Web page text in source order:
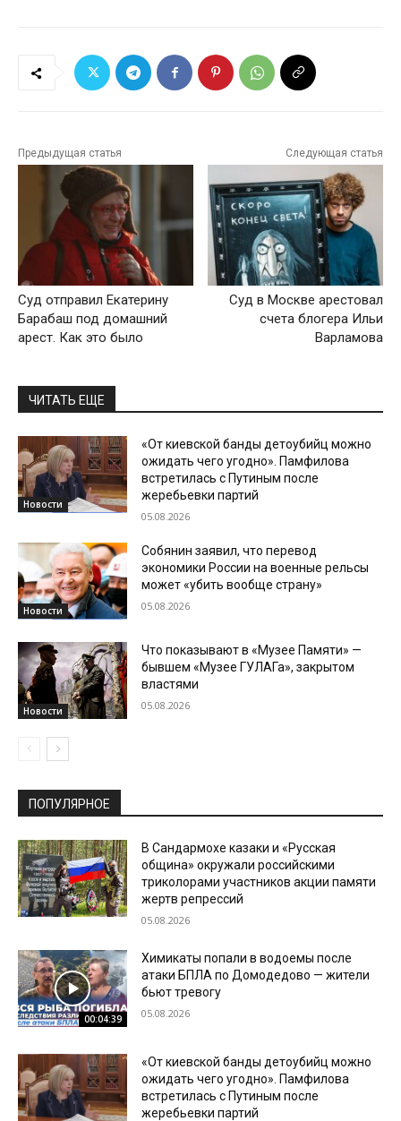
Предыдущая статья
Суд отправил Екатерину
Барабаш под домашний
арест. Как это было
Следующая статья
Суд в Москве арестовал
счета блогера Ильи
Варламова
ЧИТАТЬ ЕЩЕ
Новости
«От киевской банды детоубийц можно
ожидать чего угодно». Памфилова
встретилась с Путиным после
жеребьевки партий
05.08.2026
Новости
Собянин заявил, что перевод
экономики России на военные рельсы
может «убить вообще страну»
05.08.2026
Новости
Что показывают в «Музее Памяти» —
бывшем «Музее ГУЛАГа», закрытом
властями
05.08.2026
ПОПУЛЯРНОЕ
В Сандармохе казаки и «Русская
община» окружали российскими
триколорами участников акции памяти
жертв репрессий
05.08.2026
00:04:39
Химикаты попали в водоемы после
атаки БПЛА по Домодедово — жители
бьют тревогу
05.08.2026
«От киевской банды детоубийц можно
ожидать чего угодно». Памфилова
встретилась с Путиным после
жеребьевки партий